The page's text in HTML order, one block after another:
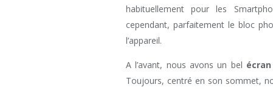
habituellement pour les
cependant, parfaitement le bloc
l’appareil.
A l’avant, nous avons un bel
Toujours, centré en son sommet,